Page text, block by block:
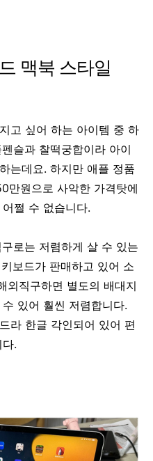
맥북 스타일
고 싶어 하는 아이템 중 하
슬과 찰떡궁합이라 아이
는데요. 하지만 애플 정품
만원으로 사악한 가격탓에
쩔 수 없습니다.
로는 저렴하게 살 수 있는
보드가 판매하고 있어 소
외직구하면 별도의 배대지
있어 훨씬 저렴합니다.
라 한글 각인되어 있어 편
.